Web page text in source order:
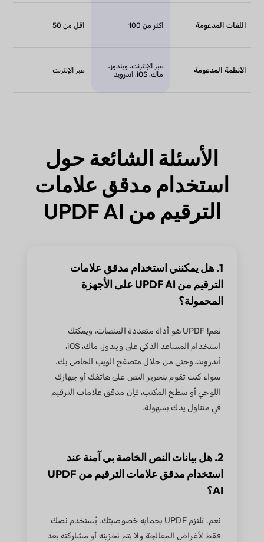
اللغات المدعومة أكثر من 100 أقل من 50
الأنظمة المدعومة
عبر الإنترنت، ويندوز،
ماك، iOS، أندرويد
عبر الإنترنت
الأسئلة الشائعة حول
استخدام مدقق علامات
الترقيم من UPDF AI
1. هل يمكنني استخدام مدقق علامات
الترقيم من UPDF AI على الأجهزة
المحمولة؟
نعم! UPDF هو أداة متعددة المنصات، ويمكنك
استخدام المساعد الذكي على ويندوز، ماك، iOS،
أندرويد، وحتى من خلال متصفح الويب الخاص بك.
سواء كنت تقوم بتحرير النص على هاتفك أو جهازك
اللوحي أو سطح المكتب، فإن مدقق علامات الترقيم
في متناول يدك بسهولة.
2. هل بيانات النص الخاصة بي آمنة عند
استخدام مدقق علامات الترقيم من UPDF
AI؟
نعم. تلتزم UPDF بحماية خصوصيتك. يُستخدم نصك
فقط لأغراض المعالجة ولا يتم تخزينه أو مشاركته بعد